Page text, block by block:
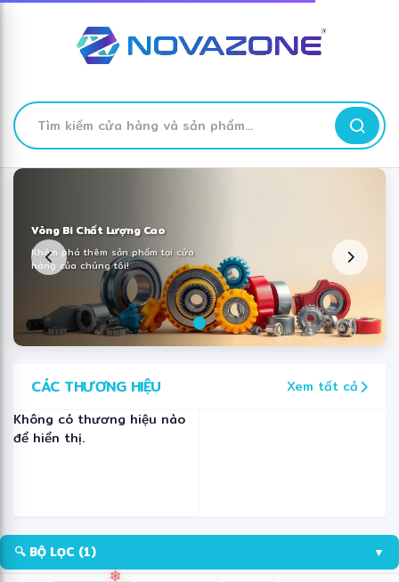
TÌM
KIẾM
Skip
Vòng Bi Chất Lượng Cao
Khám phá thêm sản phẩm tại cửa
hàng của chúng tôi!
CÁC THƯƠNG HIỆU
Xem tất cả
Không có thương hiệu nào
để hiển thị.
🔍 BỘ LỌC (1) ▼
✻